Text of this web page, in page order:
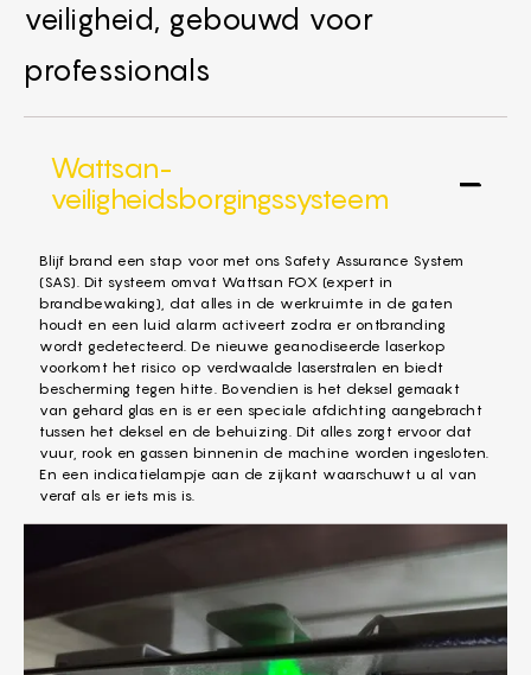
veiligheid, gebouwd voor
professionals
Wattsan-
veiligheidsborgingssysteem
Blijf brand een stap voor met ons Safety Assurance System
(SAS). Dit systeem omvat Wattsan FOX (expert in
brandbewaking), dat alles in de werkruimte in de gaten
houdt en een luid alarm activeert zodra er ontbranding
wordt gedetecteerd. De nieuwe geanodiseerde laserkop
voorkomt het risico op verdwaalde laserstralen en biedt
bescherming tegen hitte. Bovendien is het deksel gemaakt
van gehard glas en is er een speciale afdichting aangebracht
tussen het deksel en de behuizing. Dit alles zorgt ervoor dat
vuur, rook en gassen binnenin de machine worden ingesloten.
En een indicatielampje aan de zijkant waarschuwt u al van
veraf als er iets mis is.